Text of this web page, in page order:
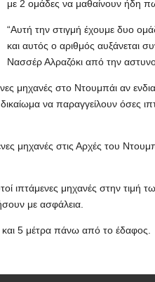
με 2 ομάδες να μαθαίνουν ήδη
“Αυτή την στιγμή έχουμε δυο
και αυτός ο αριθμός αυξάνεται
Νασσέρ Αλραζόκι από την
μηχανές στο Ντουμπάι αν
να παραγγείλουν όσες
μηχανές στις Αρχές του
ιπτάμενες μηχανές στην τιμή
με ασφάλεια.
και 5 μέτρα πάνω από το έδαφος.